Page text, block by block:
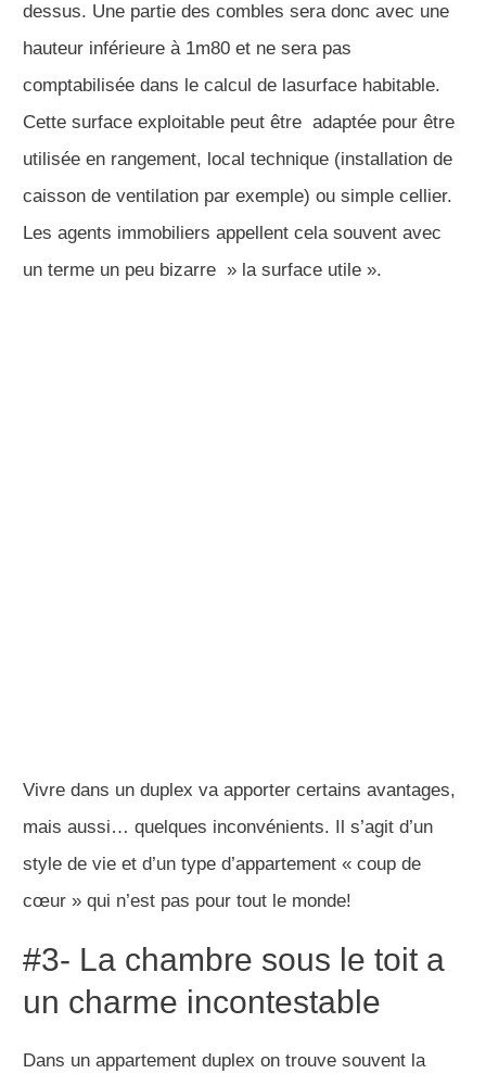
dessus. Une partie des combles sera donc avec une
hauteur inférieure à 1m80 et ne sera pas
comptabilisée dans le calcul de lasurface habitable.
Cette surface exploitable peut être adaptée pour être
utilisée en rangement, local technique (installation de
caisson de ventilation par exemple) ou simple cellier.
Les agents immobiliers appellent cela souvent avec
un terme un peu bizarre » la surface utile ».
Vivre dans un duplex va apporter certains avantages,
mais aussi… quelques inconvénients. Il s’agit d’un
style de vie et d’un type d’appartement « coup de
cœur » qui n’est pas pour tout le monde!
#3- La chambre sous le toit a
un charme incontestable
Dans un appartement duplex on trouve souvent la